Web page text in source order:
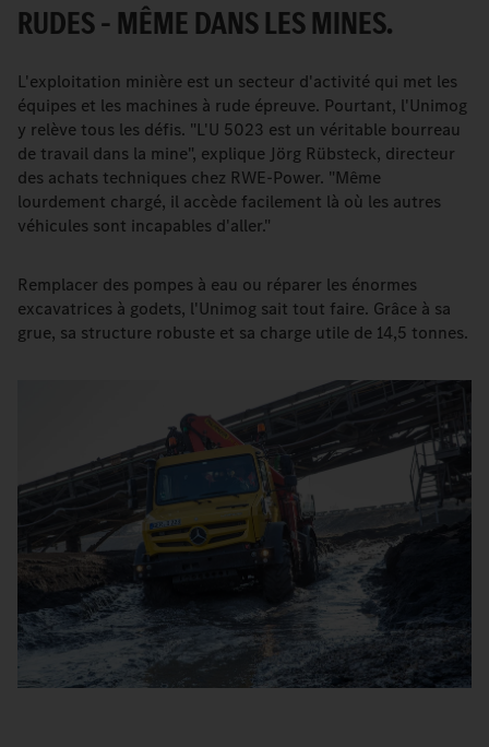
RUDES – MÊME DANS LES MINES.
L'exploitation minière est un secteur d'activité qui met les
équipes et les machines à rude épreuve. Pourtant, l'Unimog
y relève tous les défis. "L'U 5023 est un véritable bourreau
de travail dans la mine", explique Jörg Rübsteck, directeur
des achats techniques chez RWE-Power. "Même
lourdement chargé, il accède facilement là où les autres
véhicules sont incapables d'aller."
Remplacer des pompes à eau ou réparer les énormes
excavatrices à godets, l'Unimog sait tout faire. Grâce à sa
grue, sa structure robuste et sa charge utile de 14,5 tonnes.